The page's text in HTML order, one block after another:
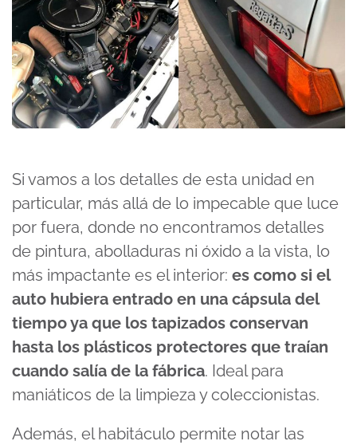
Si vamos a los detalles de esta unidad en
particular, más allá de lo impecable que luce
por fuera, donde no encontramos detalles
de pintura, abolladuras ni óxido a la vista, lo
más impactante es el interior: es como si el
auto hubiera entrado en una cápsula del
tiempo ya que los tapizados conservan
hasta los plásticos protectores que traían
cuando salía de la fábrica. Ideal para
maniáticos de la limpieza y coleccionistas.
Además, el habitáculo permite notar las